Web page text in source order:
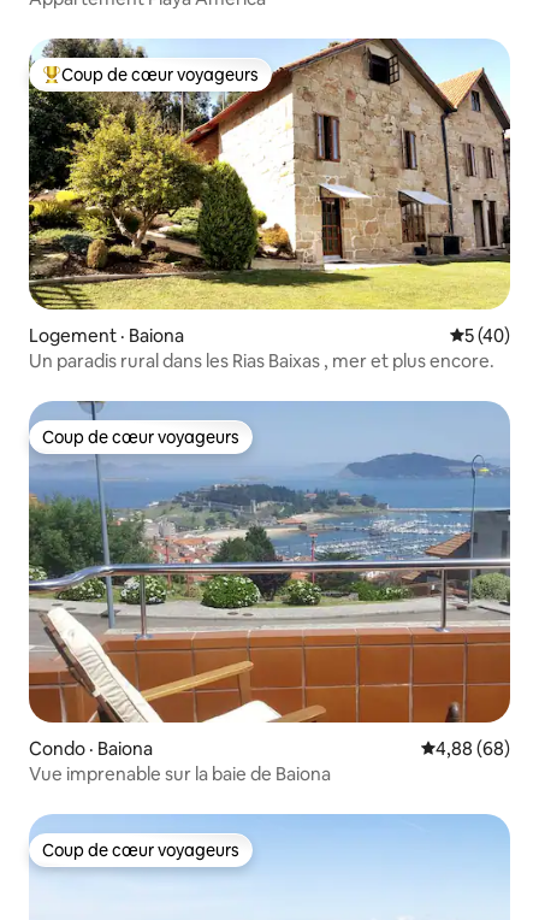
Coup de cœur voyageurs parmi les plus aimés
Coup de cœur voyageurs
Logement · Baiona Note
5 (40)
Un paradis rural dans les Rias Baixas , mer et plus encore.
Coup de cœur voyageurs
Coup de cœur voyageurs
Condo · Baiona Note
4,88 (68)
Vue imprenable sur la baie de Baiona
Coup de cœur voyageurs
Coup de cœur voyageurs